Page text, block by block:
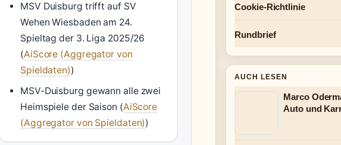
MSV Duisburg trifft auf SV
Wehen Wiesbaden am 24.
Spieltag der 3. Liga 2025/26
(AiScore (Aggregator von
Spieldaten))
MSV-Duisburg gewann alle zwei
Heimspiele der Saison (AiScore
(Aggregator von Spieldaten))
Cookie-Richtlinie
Rundbrief
AUCH LESEN
Marco
Auto und